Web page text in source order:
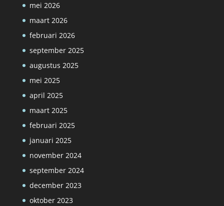
mei 2026
maart 2026
februari 2026
september 2025
augustus 2025
mei 2025
april 2025
maart 2025
februari 2025
januari 2025
november 2024
september 2024
december 2023
oktober 2023